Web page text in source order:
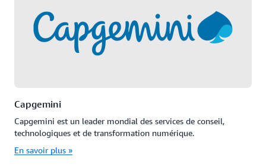
Capgemini
Capgemini est un leader mondial des services de conseil,
technologiques et de transformation numérique.
En savoir plus »